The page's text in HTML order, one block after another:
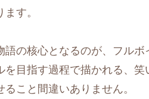
す。
語の核心となるのが、フル
を目指す過程で描かれる、
ること間違いありません。